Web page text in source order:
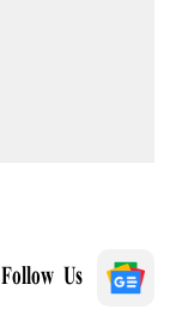
Follow Us